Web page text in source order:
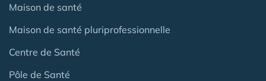
Maison de santé
Maison de santé pluriprofessionnelle
Centre de Santé
Pôle de Santé